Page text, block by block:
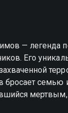
— легенда
Его
бросает семью
или